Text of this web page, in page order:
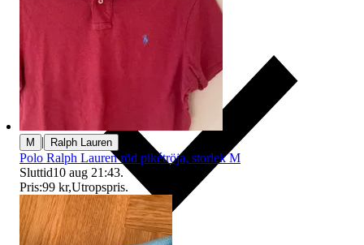
M | Ralph Lauren
Polo Ralph Lauren röd pikétröja, storlek M
Sluttid10 aug 21:43.
Pris:99 kr,Utropspris.